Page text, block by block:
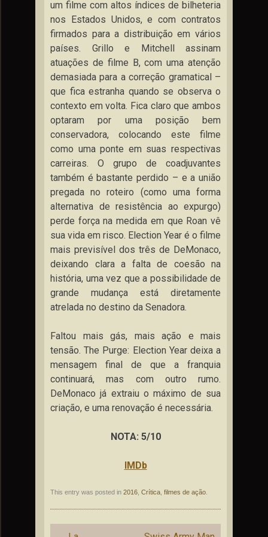
um filme com altos índices de bilheteria
nos Estados Unidos, e com contratos
firmados para a distribuição em vários
países. Grillo e Mitchell assinam
atuações de filme B, com uma atenção
demasiada para a correção gramatical –
que fica estranha quando se observa o
contexto em volta. Fica claro que ambos
optaram por uma posição bem
conservadora, colocando este filme
como uma ponte em suas respectivas
carreiras. O grupo de coadjuvantes
também é bastante perdido – e a união
pregada no roteiro (como uma forma
alternativa de resistência ao expurgo)
perde força na medida em que Roan vê
sua vida em risco. Election Year é o filme
mais previsível dos três de DeMonaco,
deixando clara a falta de coesão na
história, uma vez que a possibilidade de
grande mudança está diretamente
atrelada no destino da Senadora.
Faltou mais gás, mais ação e mais
tensão. The Purge: Election Year deixa a
mensagem final de que a franquia
continuará, mas com outro rumo.
DeMonaco já extraiu o máximo de sua
criação, e uma renovação é necessária.
NOTA: 5/10
IMDb
This entry was posted in 2016 Crítica filmes de ação